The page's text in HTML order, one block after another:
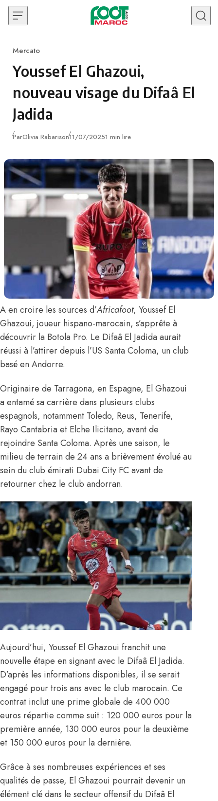
Skip to content
Category
Mercato
Youssef El Ghazoui,
nouveau visage du Difaâ El
Jadida
ParOlivia RabarisonPublié
11/07/20251 min lire
A en croire les sources d’Africafoot, Youssef El
Ghazoui, joueur hispano-marocain, s’apprête à
découvrir la Botola Pro. Le Difaâ El Jadida aurait
réussi à l’attirer depuis l’US Santa Coloma, un club
basé en Andorre.
Originaire de Tarragona, en Espagne, El Ghazoui
a entamé sa carrière dans plusieurs clubs
espagnols, notamment Toledo, Reus, Tenerife,
Rayo Cantabria et Elche Ilicitano, avant de
rejoindre Santa Coloma. Après une saison, le
milieu de terrain de 24 ans a brièvement évolué au
sein du club émirati Dubai City FC avant de
retourner chez le club andorran.
Aujourd’hui, Youssef El Ghazoui franchit une
nouvelle étape en signant avec le Difaâ El Jadida.
D’après les informations disponibles, il se serait
engagé pour trois ans avec le club marocain. Ce
contrat inclut une prime globale de 400 000
euros répartie comme suit : 120 000 euros pour la
première année, 130 000 euros pour la deuxième
et 150 000 euros pour la dernière.
Grâce à ses nombreuses expériences et ses
qualités de passe, El Ghazoui pourrait devenir un
élément clé dans le secteur offensif du Difaâ El